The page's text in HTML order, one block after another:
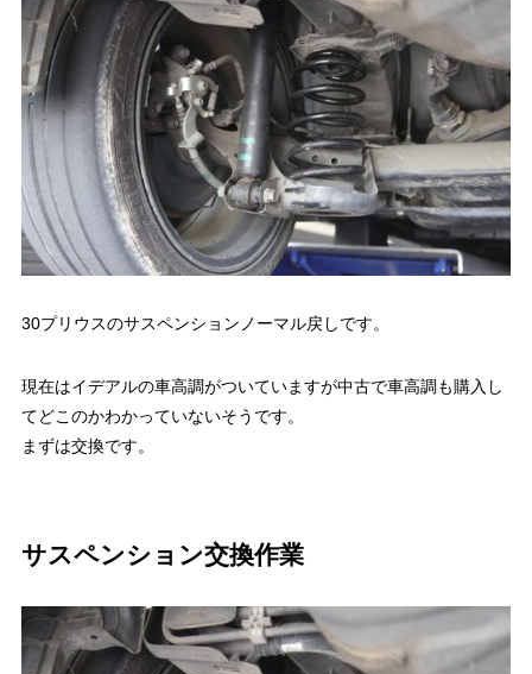
30プリウスのサスペンションノーマル戻しです。
現在はイデアルの車高調がついていますが中古で車高調も購入し
てどこのかわかっていないそうです。
まずは交換です。
サスペンション交換作業